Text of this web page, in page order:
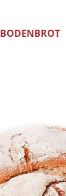
BODENBROT